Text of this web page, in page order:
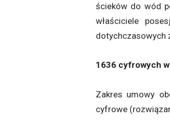
ścieków do wód
właściciele
dotychczasowych
1636 cyfrowych
Zakres umowy
cyfrowe